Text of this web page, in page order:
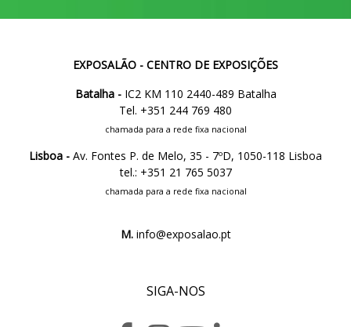
EXPOSALÃO - CENTRO DE EXPOSIÇÕES
Batalha -IC2 KM 110 2440-489 Batalha
Tel. +351 244 769 480
chamada para a rede fixa nacional
Lisboa - Av. Fontes P. de Melo, 35 - 7ºD, 1050-118 Lisboa
tel.: +351 21 765 5037
chamada para a rede fixa nacional
M.info@exposalao.pt
SIGA-NOS